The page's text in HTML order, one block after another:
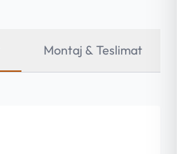
Montaj & Teslimat